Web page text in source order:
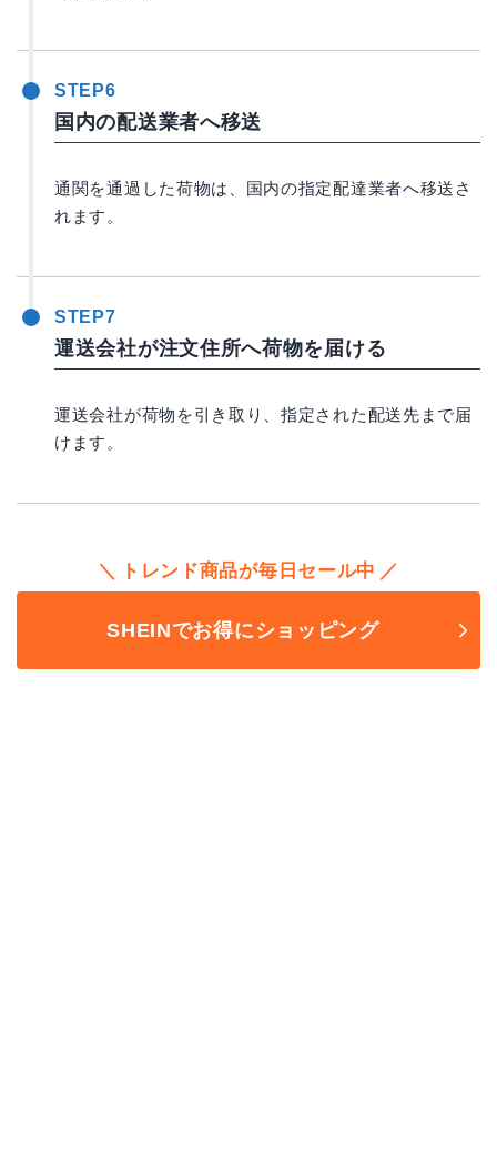
STEP6
国内の配送業者へ移送
通関を通過した荷物は、国内の指定配達業者へ移送さ
れます。
STEP7
運送会社が注文住所へ荷物を届ける
運送会社が荷物を引き取り、指定された配送先まで届
けます。
トレンド商品が毎日セール中
SHEINでお得にショッピング